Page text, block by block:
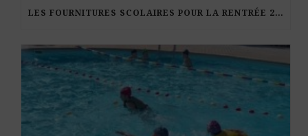
LES FOURNITURES SCOLAIRES POUR LA RENTRÉE 2026-27